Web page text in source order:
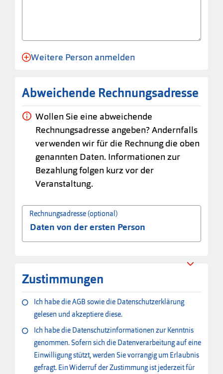
Anmeldung für eine Person angelegt.
Weitere Person anmelden
Abweichende Rechnungsadresse
Wollen Sie eine abweichende
Rechnungsadresse angeben? Andernfalls
verwenden wir für die Rechnung die oben
genannten Daten. Informationen zur
Bezahlung folgen kurz vor der
Veranstaltung.
Rechnungsadresse (optional)
Zustimmungen
Ich habe die AGB sowie die Datenschutzerklärung
gelesen und akzeptiere diese.
Ich habe die Datenschutzinformationen zur Kenntnis
genommen. Sofern sich die Datenverarbeitung auf eine
Einwilligung stützt, werden Sie vorrangig um Erlaubnis
gefragt. Ein Widerruf der Zustimmung ist jederzeit für